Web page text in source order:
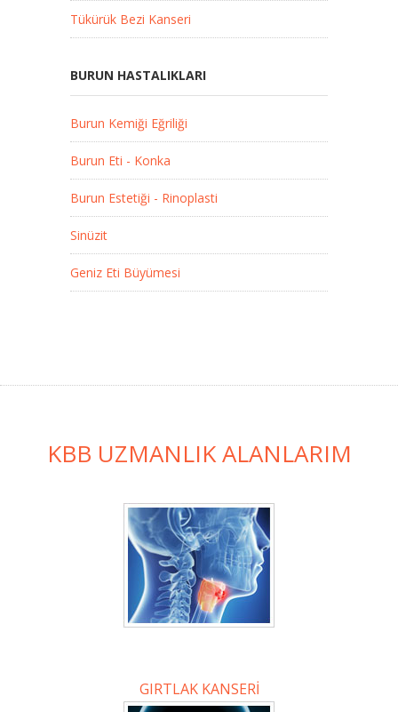
Tükürük Bezi Kanseri
BURUN HASTALIKLARI
Burun Kemiği Eğriliği
Burun Eti - Konka
Burun Estetiği - Rinoplasti
Sinüzit
Geniz Eti Büyümesi
KBB UZMANLIK ALANLARIM
GIRTLAK KANSERİ